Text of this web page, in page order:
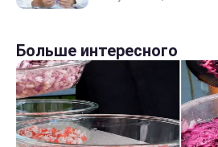
Больше интересного